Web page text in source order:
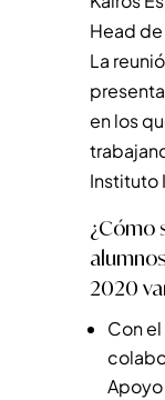
Head
La
en los
Instituto
¿Cómo
2020
Con el
Apoyo